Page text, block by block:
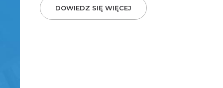
DOWIEDZ SIĘ WIĘCEJ